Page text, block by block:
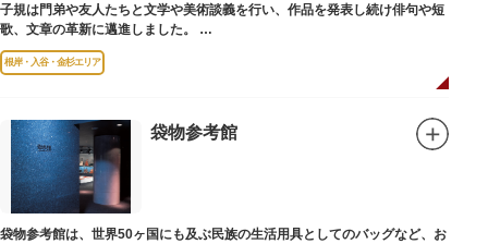
子規は門弟や友人たちと文学や美術談義を行い、作品を発表し続け俳句や短
歌、文章の革新に邁進しました。
故郷松山より母と妹を呼び寄せ、結核に苦しみながらも34歳で亡くなるまで
精力的に文学作品を創作し続けた場所でもあります。
ま再建され、現在の庵は東京都指定史跡として明治の雰囲気が体感できる魅
力的な空間となっています。
子規が病室兼書斎にしていた「病牀六尺の間」などを復元しており、明治の
暮らしだけでなく創作の様子を偲ぶことができます。現在、一般のボランテ
ィア団体により大切に維持・保存されています。
根岸・入谷・金杉エリア
袋物参考館
袋物参考館は、世界50ヶ国にも及ぶ民族の生活用具としてのバッグなど、お